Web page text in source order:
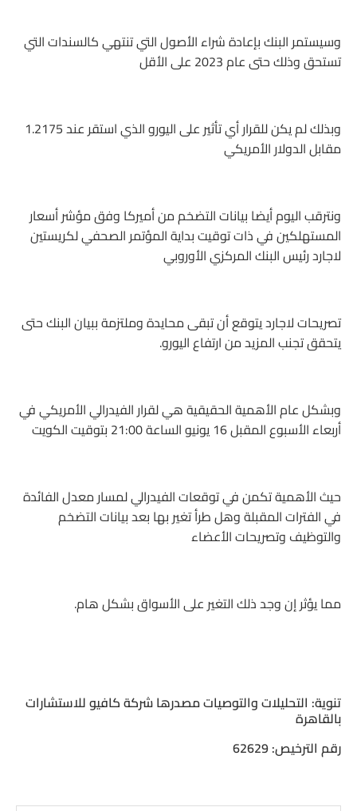
وسيستمر البنك بإعادة شراء الأصول التي تنتهي كالسندات التي
تستحق وذلك حتى عام 2023 على الأقل
وبذلك لم يكن للقرار أي تأثير على اليورو الذي استقر عند 1.2175
مقابل الدولار الأمريكي
ونترقب اليوم أيضا بيانات التضخم من أميركا وفق مؤشر أسعار
المستهلكين في ذات توقيت بداية المؤتمر الصحفي لكريستين
لاجارد رئيس البنك المركزي الأوروبي
تصريحات لاجارد يتوقع أن تبقى محايدة وملتزمة ببيان البنك حتى
يتحقق تجنب المزيد من ارتفاع اليورو.
وبشكل عام الأهمية الحقيقية هي لقرار الفيدرالي الأمريكي في
أربعاء الأسبوع المقبل 16 يونيو الساعة 21:00 بتوقيت الكويت
حيث الأهمية تكمن في توقعات الفيدرالي لمسار معدل الفائدة
في الفترات المقبلة وهل طرأ تغير بها بعد بيانات التضخم
والتوظيف وتصريحات الأعضاء
مما يؤثر إن وجد ذلك التغير على الأسواق بشكل هام.
تنوية: التحليلات والتوصيات مصدرها شركة كافيو للاستشارات
بالقاهرة
رقم الترخيص: 62629